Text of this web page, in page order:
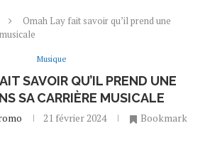
Omah Lay fait savoir qu’il prend une
Musique
SAVOIR QU’IL PREND UNE
SA CARRIÈRE MUSICALE
21 février 2024 Bookmark